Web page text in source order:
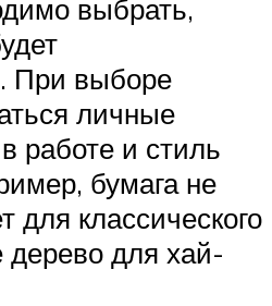
выбрать,
При выборе
личные
работе и стиль
бумага не
для классического
дерево для хай-